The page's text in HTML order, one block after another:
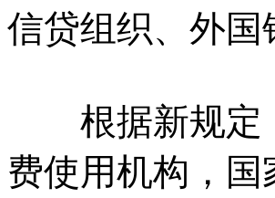
信贷组织、外
根据新规定，
费使用机构，